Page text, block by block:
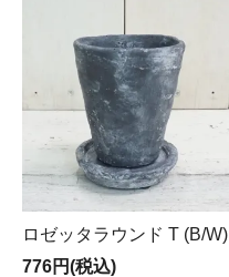
ロゼッタラウンド T (B/W)
776円(税込)